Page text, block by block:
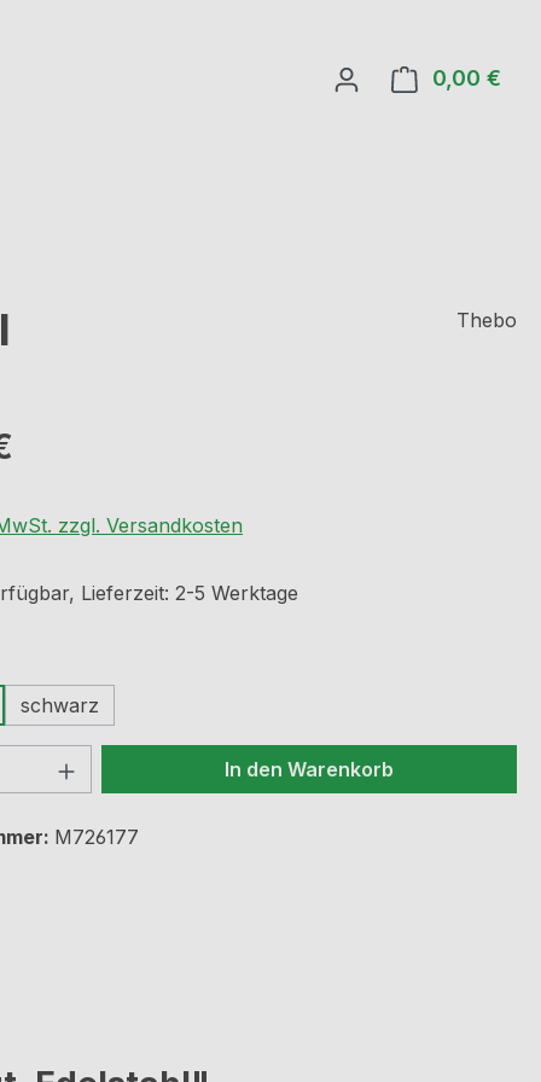
0,00 €
Thebo
zzgl. Versandkosten
Lieferzeit: 2-5 Werktage
schwarz
Anzahl: Gib den gewünschten Wert
In den Warenkorb
M726177